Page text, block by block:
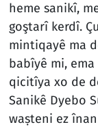
heme sanikî,
goştarî kerdî.
mintiqayê ma
babîyê mi,
qicitîya xo de
Sanikê Dyebo
waṣteni ez